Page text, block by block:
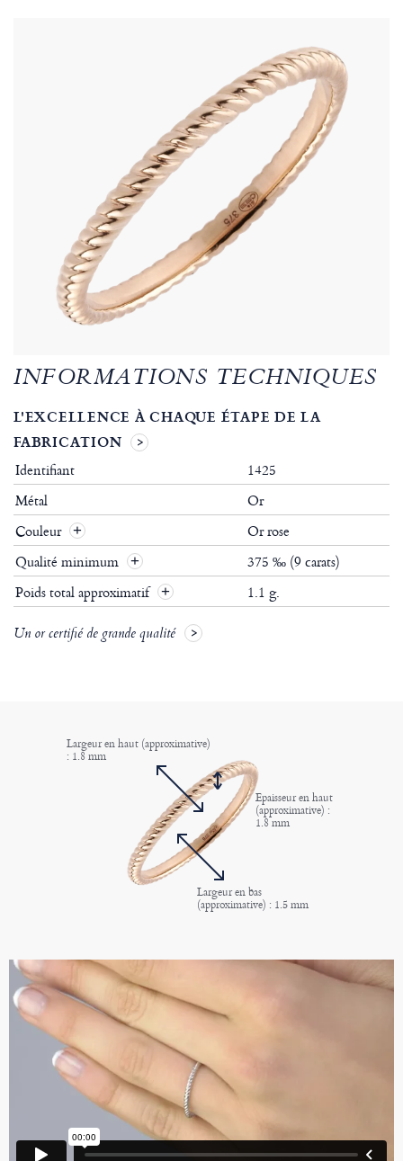
INFORMATIONS TECHNIQUES
L'EXCELLENCE À CHAQUE ÉTAPE DE LA
FABRICATION
Identifiant
1425
Métal
Or
Couleur
Or rose
Qualité minimum
375 ‰ (9 carats)
Poids total approximatif
1.1 g.
Un or certifié de grande qualité
Largeur en haut (approximative)
: 1.8 mm
Epaisseur en haut
(approximative) :
1.8 mm
Largeur en bas
(approximative) : 1.5 mm